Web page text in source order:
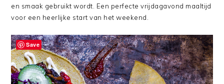
en smaak gebruikt wordt. Een perfecte vrijdagavond maaltijd
voor een heerlijke start van het weekend.
Save